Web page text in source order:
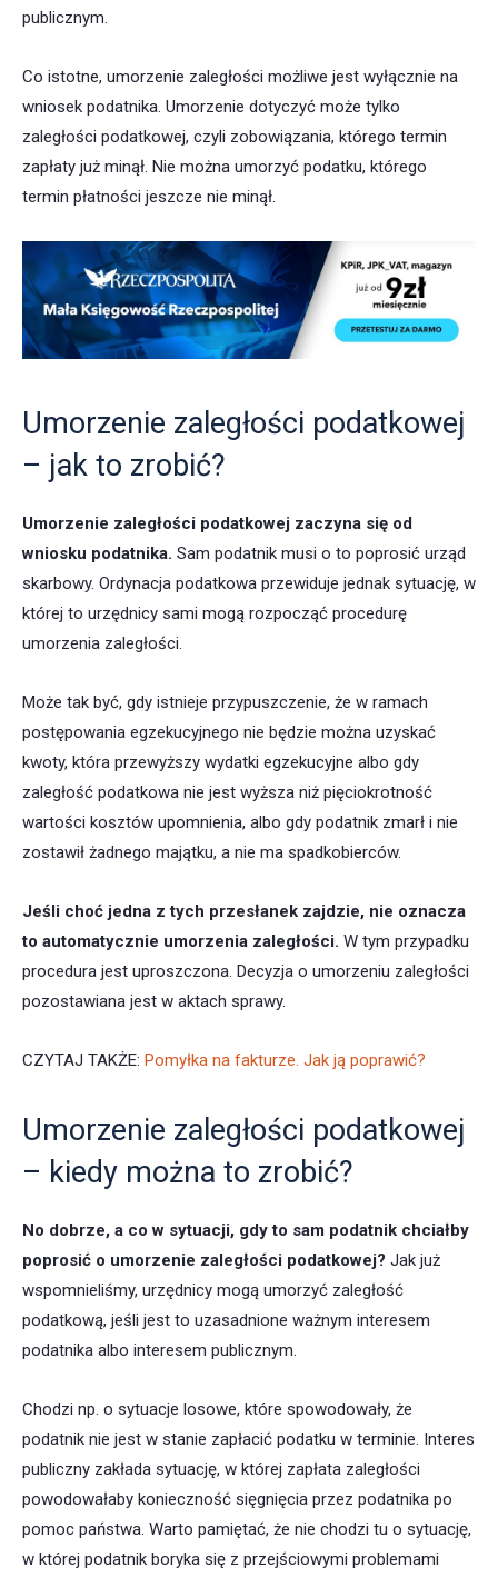
publicznym.
Co istotne, umorzenie zaległości możliwe jest wyłącznie na
wniosek podatnika. Umorzenie dotyczyć może tylko
zaległości podatkowej, czyli zobowiązania, którego termin
zapłaty już minął. Nie można umorzyć podatku, którego
termin płatności jeszcze nie minął.
Umorzenie zaległości podatkowej
– jak to zrobić?
Umorzenie zaległości podatkowej zaczyna się od
wniosku podatnika. Sam podatnik musi o to poprosić urząd
skarbowy. Ordynacja podatkowa przewiduje jednak sytuację, w
której to urzędnicy sami mogą rozpocząć procedurę
umorzenia zaległości.
Może tak być, gdy istnieje przypuszczenie, że w ramach
postępowania egzekucyjnego nie będzie można uzyskać
kwoty, która przewyższy wydatki egzekucyjne albo gdy
zaległość podatkowa nie jest wyższa niż pięciokrotność
wartości kosztów upomnienia, albo gdy podatnik zmarł i nie
zostawił żadnego majątku, a nie ma spadkobierców.
Jeśli choć jedna z tych przesłanek zajdzie, nie oznacza
to automatycznie umorzenia zaległości. W tym przypadku
procedura jest uproszczona. Decyzja o umorzeniu zaległości
pozostawiana jest w aktach sprawy.
CZYTAJ TAKŻE: Pomyłka na fakturze. Jak ją poprawić?
Umorzenie zaległości podatkowej
– kiedy można to zrobić?
No dobrze, a co w sytuacji, gdy to sam podatnik chciałby
poprosić o umorzenie zaległości podatkowej? Jak już
wspomnieliśmy, urzędnicy mogą umorzyć zaległość
podatkową, jeśli jest to uzasadnione ważnym interesem
podatnika albo interesem publicznym.
Chodzi np. o sytuacje losowe, które spowodowały, że
podatnik nie jest w stanie zapłacić podatku w terminie. Interes
publiczny zakłada sytuację, w której zapłata zaległości
powodowałaby konieczność sięgnięcia przez podatnika po
pomoc państwa. Warto pamiętać, że nie chodzi tu o sytuację,
w której podatnik boryka się z przejściowymi problemami